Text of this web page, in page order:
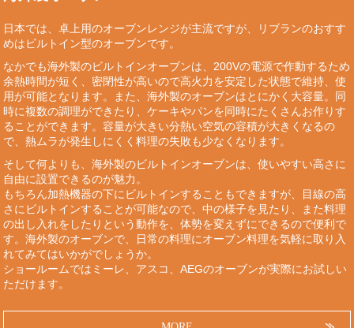
日本では、卓上用のオーブンレンジが主流ですが、リブランのおすす
めはビルトイン型のオーブンです。
なかでも海外製のビルトインオーブンは、200Vの電源で作動するため
余熱時間が短く、密閉性が高いので高火力を安定した状態で維持、使
用が可能となります。また、海外製のオーブンはとにかく大容量。同
時に複数の調理ができたり、ケーキやパンを同時にたくさんお作りす
ることができます。容量が大きい分熱い空気の容積が大きくなるの
で、熱ムラが発生しにくく料理の失敗も少なくなります。
そして何よりも、海外製のビルトインオーブンは、使いやすい高さに
自由に設置できるのが魅力。
もちろん加熱機器の下にビルトインすることもできますが、目線の高
さにビルトインすることが可能なので、中の様子を見たり、また料理
の出し入れをしたりという動作を、体勢を変えずにできるので便利で
す。海外製のオーブンで、日常の料理にオーブン料理を気軽に取り入
れてみてはいかがでしょうか。
ショールームではミーレ、アスコ、AEGのオーブンが実際にお試しい
ただけます。